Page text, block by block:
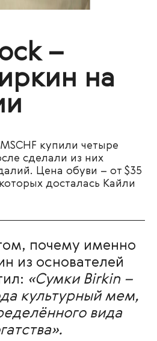
–
на
MSCHF купили четыре
сделали из них
Цена обуви – от $35
досталась Кайли
почему именно
из основателей
«Сумки Birkin –
культурный мем,
вида